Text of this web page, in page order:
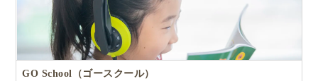
GO School（ゴースクール）